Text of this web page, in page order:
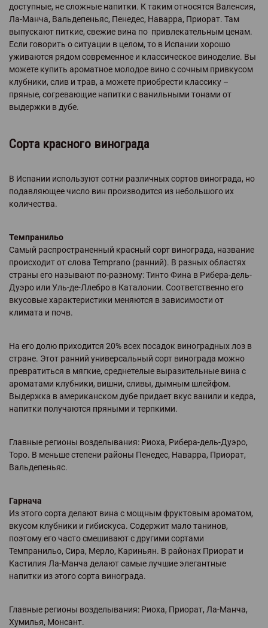
доступные, не сложные напитки. К таким относятся Валенсия,
Ла-Манча, Вальдепеньяс, Пенедес, Наварра, Приорат. Там
выпускают питкие, свежие вина по привлекательным ценам.
Если говорить о ситуации в целом, то в Испании хорошо
уживаются рядом современное и классическое виноделие. Вы
можете купить ароматное молодое вино с сочным привкусом
клубники, слив и трав, а можете приобрести классику –
пряные, согревающие напитки с ванильными тонами от
выдержки в дубе.
Сорта красного винограда
В Испании используют сотни различных сортов винограда, но
подавляющее число вин производится из небольшого их
количества.
Темпранильо
Самый распространенный красный сорт винограда, название
происходит от слова Temprano (ранний). В разных областях
страны его называют по-разному: Тинто Фина в Рибера-дель-
Дуэро или Уль-де-Ллебро в Каталонии. Соответственно его
вкусовые характеристики меняются в зависимости от
климата и почв.
На его долю приходится 20% всех посадок виноградных лоз в
стране. Этот ранний универсальный сорт винограда можно
превратиться в мягкие, среднетелые выразительные вина с
ароматами клубники, вишни, сливы, дымным шлейфом.
Выдержка в американском дубе придает вкус ванили и кедра,
напитки получаются пряными и терпкими.
Главные регионы возделывания: Риоха, Рибера-дель-Дуэро,
Торо. В меньше степени районы Пенедес, Наварра, Приорат,
Вальдепеньяс.
Гарнача
Из этого сорта делают вина с мощным фруктовым ароматом,
вкусом клубники и гибискуса. Содержит мало танинов,
поэтому его часто смешивают с другими сортами
Темпранильо, Сира, Мерло, Кариньян. В районах Приорат и
Кастилия Ла-Манча делают самые лучшие элегантные
напитки из этого сорта винограда.
Главные регионы возделывания: Риоха, Приорат, Ла-Манча,
Хумилья, Монсант.